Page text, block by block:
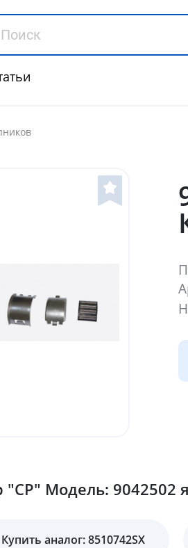
Модель: 9042502
Купить аналог: 8510742SX